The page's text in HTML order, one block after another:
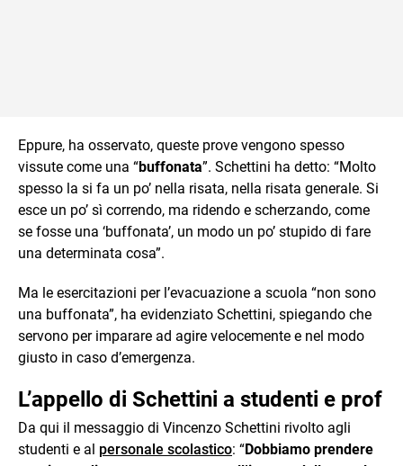
Eppure, ha osservato, queste prove vengono spesso
vissute come una “buffonata”. Schettini ha detto: “Molto
spesso la si fa un po’ nella risata, nella risata generale. Si
esce un po’ sì correndo, ma ridendo e scherzando, come
se fosse una ‘buffonata’, un modo un po’ stupido di fare
una determinata cosa”.
Ma le esercitazioni per l’evacuazione a scuola “non sono
una buffonata”, ha evidenziato Schettini, spiegando che
servono per imparare ad agire velocemente e nel modo
giusto in caso d’emergenza.
L’appello di Schettini a studenti e prof
Da qui il messaggio di Vincenzo Schettini rivolto agli
studenti e al personale scolastico: “Dobbiamo prendere